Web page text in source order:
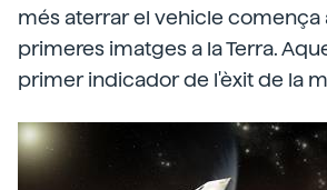
més aterrar el vehicle comença
primeres imatges a la Terra.
primer indicador de l'èxit de la